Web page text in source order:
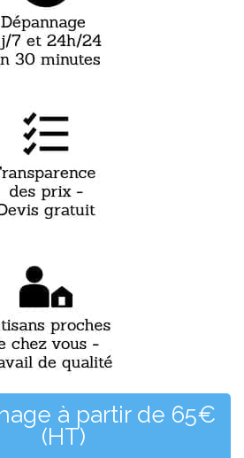
à partir de 65€
(HT)